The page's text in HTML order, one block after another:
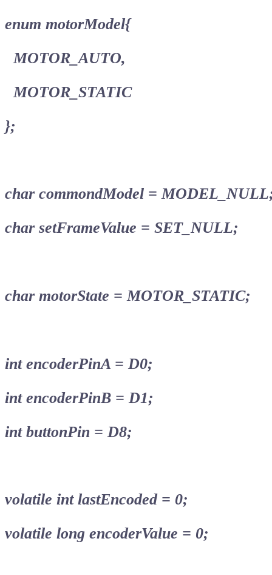
enum motorModel{
MOTOR_AUTO,
MOTOR_STATIC
};
char commondModel =
char setFrameValue = SET_NULL;
char motorState = MOTOR_STATIC;
int encoderPinA = D0;
int encoderPinB = D1;
int buttonPin = D8;
volatile int lastEncoded = 0;
volatile long encoderValue = 0;